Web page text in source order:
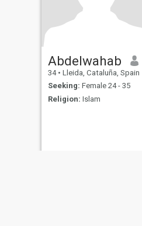
Abdelwahab
34 • Lleida, Cataluña, Spain
Seeking: Female 24 - 35
Religion: Islam